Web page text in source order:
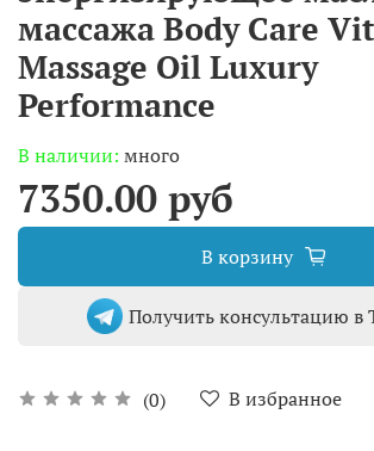
массажа Body Care
Massage Oil Luxury
Performance
(0) В избранное
В наличии: много
7350.00 руб
В корзину
Получить консультацию в